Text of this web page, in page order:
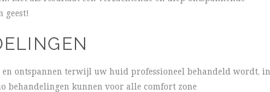
geest!
en ontspannen terwijl uw huid professioneel behandeld wordt, in
behandelingen kunnen voor alle comfort zone